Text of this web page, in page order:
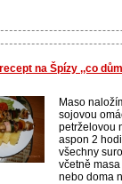
na Špízy ,,co
Maso
sojovou
petrželovou
aspon 2
všechny
včetně
nebo doma